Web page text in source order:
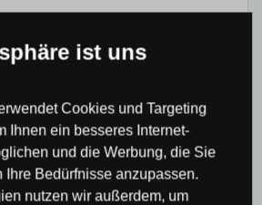
ist uns
Cookies und Targeting
Ihnen ein besseres Internet-
und die Werbung, die Sie
Ihre Bedürfnisse anzupassen.
nutzen wir außerdem, um